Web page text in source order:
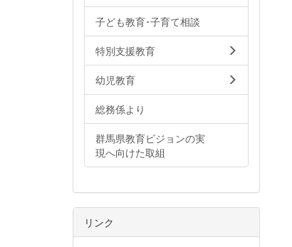
子ども教育･子育て相談
特別支援教育
幼児教育
総務係より
群馬県教育ビジョンの実
現へ向けた取組
リンク